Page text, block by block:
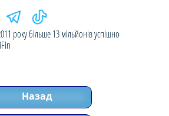
року більше 13 мільйонів успішно
Назад